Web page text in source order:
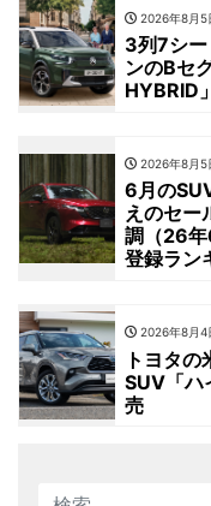
2026年8月5
3列7シー
ンのBセ
HYBRID
2026年8月5
6月の
えのセー
調（26年
登録ラン
2026年8月4
トヨタ
SUV「ハ
売